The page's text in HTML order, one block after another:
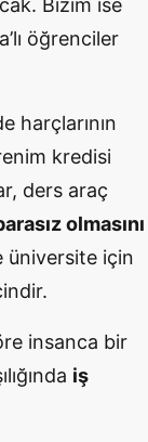
Bizim ise
öğrenciler
harçlarının
kredisi
ders araç
olmasını
üniversite için
insanca bir
iş